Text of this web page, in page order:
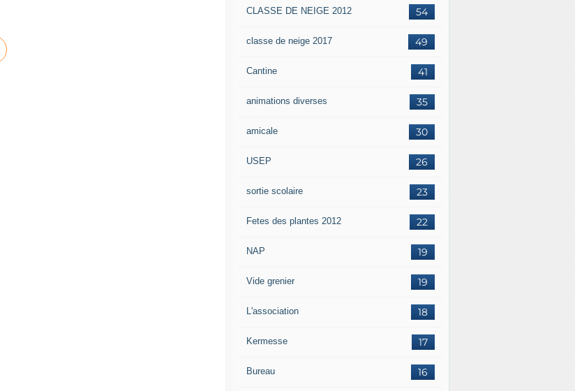
54
CLASSE DE NEIGE 2012
49
classe de neige 2017
41
Cantine
35
animations diverses
30
amicale
26
USEP
23
sortie scolaire
22
Fetes des plantes 2012
19
NAP
19
Vide grenier
18
L'association
17
Kermesse
16
Bureau